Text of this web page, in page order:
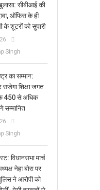
सीबीआई की
ऑफिस के ही
के शूटरों को सुपारी
Singh
का सम्मान:
सजेगा शिक्षा जगत
450 से अधिक
सम्मानित
Singh
विधानसभा मार्च
नेहा बोरा पर
ने आरोपी को